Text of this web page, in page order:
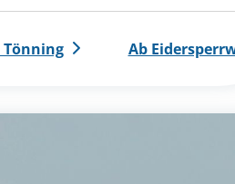
Tönning Ab